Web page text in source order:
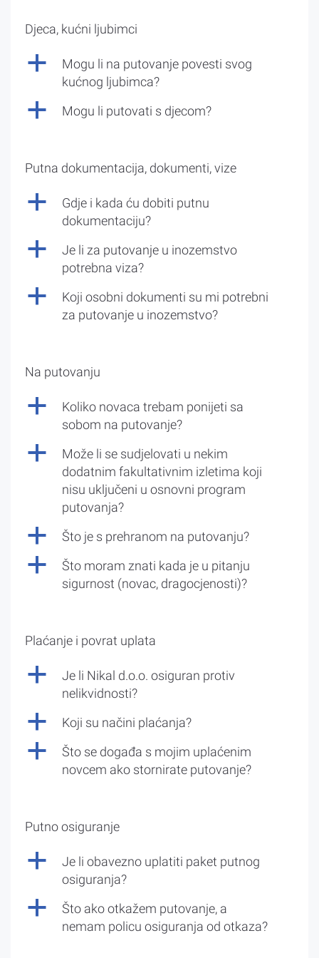
Djeca, kućni ljubimci
a
Mogu li na putovanje povesti svog
kućnog ljubimca?
a Mogu li putovati s djecom?
Putna dokumentacija, dokumenti, vize
a
Gdje i kada ću dobiti putnu
dokumentaciju?
a
Je li za putovanje u inozemstvo
potrebna viza?
a
Koji osobni dokumenti su mi potrebni
za putovanje u inozemstvo?
Na putovanju
a
Koliko novaca trebam ponijeti sa
sobom na putovanje?
a
Može li se sudjelovati u nekim
dodatnim fakultativnim izletima koji
nisu uključeni u osnovni program
putovanja?
a Što je s prehranom na putovanju?
a
Što moram znati kada je u pitanju
sigurnost (novac, dragocjenosti)?
Plaćanje i povrat uplata
a
Je li Nikal d.o.o. osiguran protiv
nelikvidnosti?
a Koji su načini plaćanja?
a
Što se događa s mojim uplaćenim
novcem ako stornirate putovanje?
Putno osiguranje
a
Je li obavezno uplatiti paket putnog
osiguranja?
a
Što ako otkažem putovanje, a
nemam policu osiguranja od otkaza?